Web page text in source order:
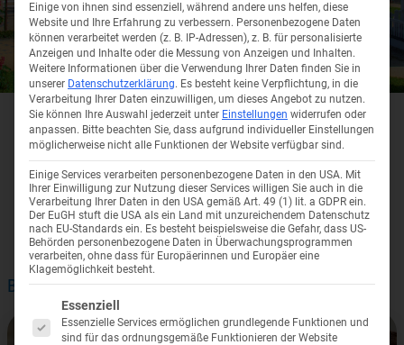
Kur auf
Bad
Kurreisen
Kur
Bad
Kururlaub polnische Ostsee
Kur in
Kuren in
Kur in
Kur in
Kur in Tschechien
Kur in
Kur in
Kururlaub
Kuren in Ungarn
Gutes tun!
Kururlaub
Gesundheitsreisen
Seniorenreisen
Wellnesssurlaub in Deutschland
Wellness
Reisen für Alleinreisende ohne
Einzelzimmerzuschlag
Santé Royale
Wellnessurlaub Angebote
Unser Team
Karriere Jobs
Soziales Engagement
Urlaub mit Eigenanreise
Reisekataloge
Onlinekataloge
Krankenkassenzuschuss für
Kururlaub
Anwendungs-ABC
Kurarten
Kurreise Ratgeber – Tipps & Wissen
Reisegutschein
Kategorie:Kurorte und Regionen für
Kurreisen
Beispiel Blog anzeigen
Beiträge
Einige von ihnen sind essenziell, während andere uns helfen, diese
Website und Ihre Erfahrung zu verbessern. Personenbezogene Daten
können verarbeitet werden (z. B. IP-Adressen), z. B. für personalisierte
Anzeigen und Inhalte oder die Messung von Anzeigen und Inhalten.
Weitere Informationen über die Verwendung Ihrer Daten finden Sie in
unserer Datenschutzerklärung. Es besteht keine Verpflichtung, in die
Verarbeitung Ihrer Daten einzuwilligen, um dieses Angebot zu nutzen.
Sie können Ihre Auswahl jederzeit unter Einstellungen widerrufen oder
anpassen. Bitte beachten Sie, dass aufgrund individueller Einstellungen
möglicherweise nicht alle Funktionen der Website verfügbar sind.
Einige Services verarbeiten personenbezogene Daten in den USA. Mit
Ihrer Einwilligung zur Nutzung dieser Services willigen Sie auch in die
Verarbeitung Ihrer Daten in den USA gemäß Art. 49 (1) lit. a GDPR ein.
Der EuGH stuft die USA als ein Land mit unzureichendem Datenschutz
nach EU-Standards ein. Es besteht beispielsweise die Gefahr, dass US-
Behörden personenbezogene Daten in Überwachungsprogrammen
verarbeiten, ohne dass für Europäerinnen und Europäer eine
Klagemöglichkeit besteht.
Es folgt eine Liste der Service-Gruppen, für die eine Einwilligung
Essenziell
Essenzielle Services ermöglichen grundlegende Funktionen und
sind für das ordnungsgemäße Funktionieren der Website